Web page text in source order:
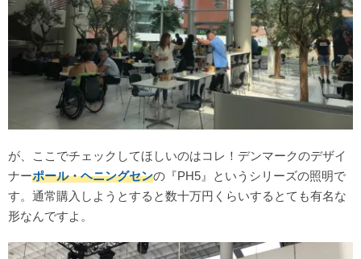
が、ここでチェックしてほしいのはコレ！デンマークのデザイ
ナーポール・ヘニングセンの『PH5』というシリーズの照明で
す。通常購入しようとすると数十万円くらいするとても有名な
形なんですよ。